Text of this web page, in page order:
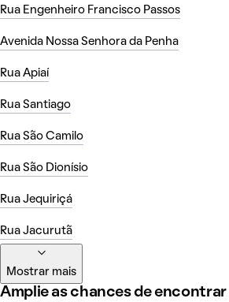
Rua Engenheiro Francisco Passos
Avenida Nossa Senhora da Penha
Rua Apiaí
Rua Santiago
Rua São Camilo
Rua São Dionísio
Rua Jequiriçá
Rua Jacurutã
Mostrar mais
Amplie as chances de encontrar